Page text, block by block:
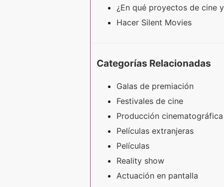
¿En qué proyectos de cine
Hacer Silent Movies
Categorías Relacionadas
Galas de premiación
Festivales de cine
Producción cinematográfica
Películas extranjeras
Películas
Reality show
Actuación en pantalla